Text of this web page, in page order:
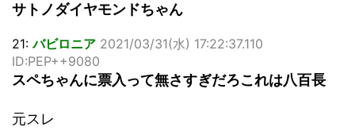
サトノダイヤモンドちゃん
21:バビロニア 2021/03/31(水) 17:22:37.110
ID:PEP++9080
スペちゃんに票入って無さすぎだろこれは八百長
元スレ